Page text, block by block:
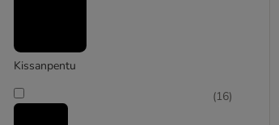
Kissanpentu
(16)